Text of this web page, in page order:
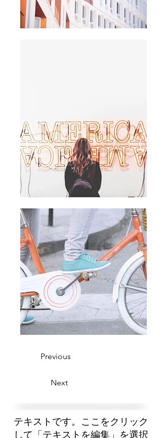
Previous
Next
テキストです。ここをクリック
して「テキストを編集」を選択